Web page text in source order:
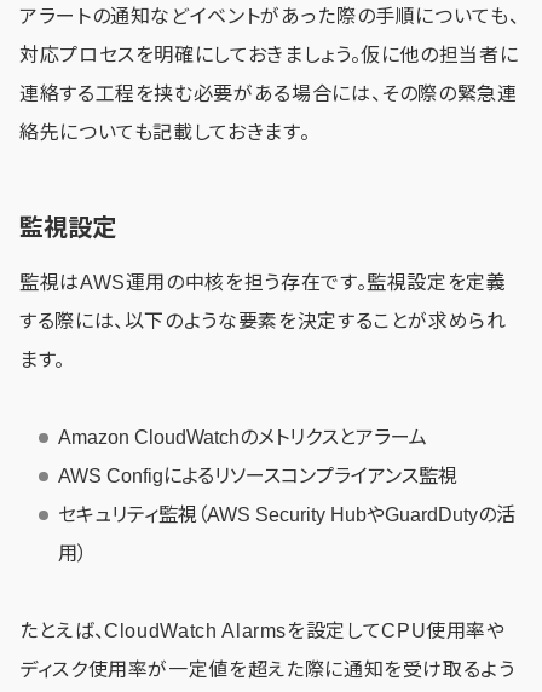
アラートの通知などイベントがあった際の手順についても、
対応プロセスを明確にしておきましょう。仮に他の担当者に
連絡する工程を挟む必要がある場合には、その際の緊急連
絡先についても記載しておきます。
監視設定
監視はAWS運用の中核を担う存在です。監視設定を定義
する際には、以下のような要素を決定することが求められ
ます。
Amazon CloudWatchのメトリクスとアラーム
AWS Configによるリソースコンプライアンス監視
セキュリティ監視（AWS Security HubやGuardDutyの活
用）
たとえば、CloudWatch Alarmsを設定してCPU使用率や
ディスク使用率が一定値を超えた際に通知を受け取るよう